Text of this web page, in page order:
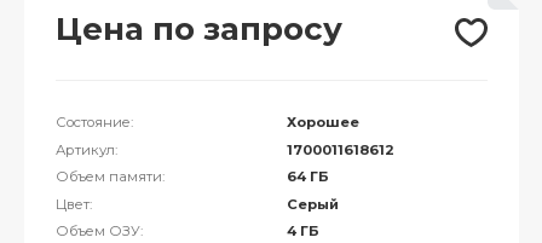
Цена по запросу
Состояние:
Хорошее
Артикул:
1700011618612
Объем памяти:
64 ГБ
Цвет:
Серый
Объем ОЗУ:
4 ГБ